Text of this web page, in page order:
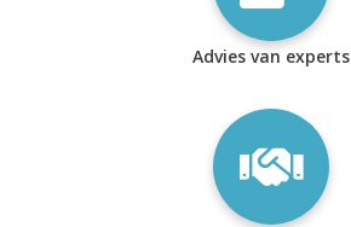
Advies van experts